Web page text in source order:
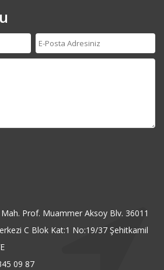
Mah. Prof. Muammer Aksoy Blv. 36011
C Blok Kat:1 No:19/37 Şehitkamil
09 87